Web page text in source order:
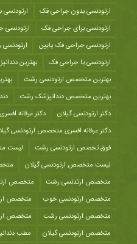
ارتودنسی بدون جراحی فک
ارتودنسی برای جراحی فک
ارتودنسی جراحی فک پایین
ارتودنسی یا جراحی فک
بهترین
بهترین متخصص ارتودنسی رشت
بهترین متخصص دندانپزشک رشت
دکتر ارتودنسی گیلان
دکتر عرفانه
دکتر عرفانه افسری متخصص ارتودنسی
فوق تخصص ارتودنسی رشت
لیست
لیست متخصص ارتودنسی گیلان
متخصص ارتدنسی رشت
متخصص
متخصص ارتودنسی خوب
متخصص
متخصص ارتودنسی رشت
متخصص
متخصص ارتودنسی گیلان
مطب